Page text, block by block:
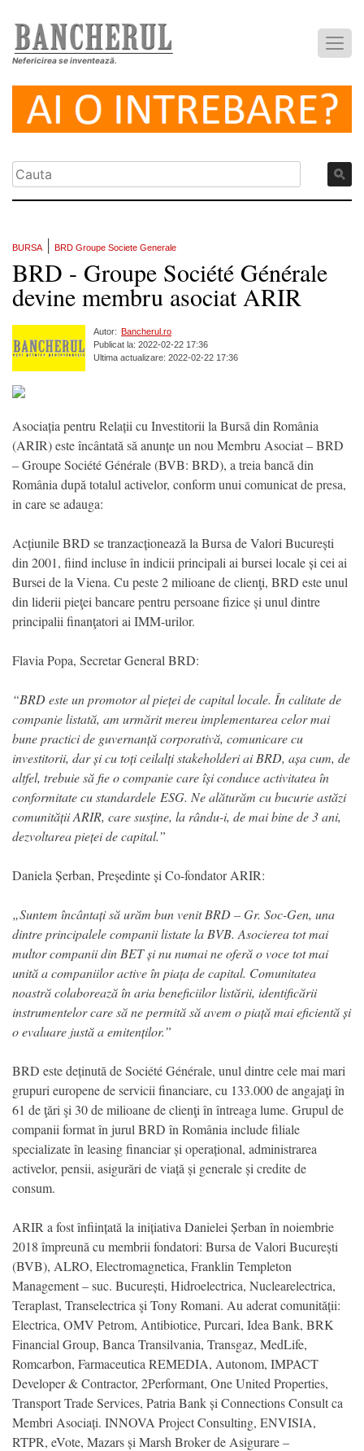
Nefericirea se inventează.
BURSA BRD Groupe Societe Generale
BRD - Groupe Société Générale
devine membru asociat ARIR
Autor: Bancherul.ro
Publicat la: 2022-02-22 17:36
Ultima actualizare: 2022-02-22 17:36
Asociația pentru Relații cu Investitorii la Bursă din România
(ARIR) este încântată să anunțe un nou Membru Asociat – BRD
– Groupe Société Générale (BVB: BRD), a treia bancă din
România după totalul activelor, conform unui comunicat de presa,
in care se adauga:
Acțiunile BRD se tranzacționează la Bursa de Valori București
din 2001, fiind incluse în indicii principali ai bursei locale și cei ai
Bursei de la Viena. Cu peste 2 milioane de clienţi, BRD este unul
din liderii pieţei bancare pentru persoane fizice și unul dintre
principalii finanţatori ai IMM-urilor.
Flavia Popa, Secretar General BRD:
“BRD este un promotor al pieței de capital locale. În calitate de
companie listată, am urmărit mereu implementarea celor mai
bune practici de guvernanță corporativă, comunicare cu
investitorii, dar și cu toți ceilalți stakeholderi ai BRD, așa cum, de
altfel, trebuie să fie o companie care își conduce activitatea în
conformitate cu standardele ESG. Ne alăturăm cu bucurie astăzi
comunității ARIR, care susţine, la rându-i, de mai bine de 3 ani,
dezvoltarea pieței de capital.”
Daniela Șerban, Președinte și Co-fondator ARIR:
„Suntem încântați să urăm bun venit BRD – Gr. Soc-Gen, una
dintre principalele companii listate la BVB. Asocierea tot mai
multor companii din BET și nu numai ne oferă o voce tot mai
unită a companiilor active în piața de capital. Comunitatea
noastră colaborează în aria beneficiilor listării, identificării
instrumentelor care să ne permită să avem o piață mai eficientă și
o evaluare justă a emitenților.”
BRD este deținută de Société Générale, unul dintre cele mai mari
grupuri europene de servicii financiare, cu 133.000 de angajaţi în
61 de ţări şi 30 de milioane de clienţi în întreaga lume. Grupul de
companii format în jurul BRD în România include filiale
specializate în leasing financiar și operațional, administrarea
activelor, pensii, asigurări de viață și generale și credite de
consum.
ARIR a fost înființată la inițiativa Danielei Șerban în noiembrie
2018 împreună cu membrii fondatori: Bursa de Valori București
(BVB), ALRO, Electromagnetica, Franklin Templeton
Management – suc. București, Hidroelectrica, Nuclearelectrica,
Teraplast, Transelectrica şi Tony Romani. Au aderat comunității:
Electrica, OMV Petrom, Antibiotice, Purcari, Idea Bank, BRK
Financial Group, Banca Transilvania, Transgaz, MedLife,
Romcarbon, Farmaceutica REMEDIA, Autonom, IMPACT
Developer & Contractor, 2Performant, One United Properties,
Transport Trade Services, Patria Bank și Connections Consult ca
Membri Asociați. INNOVA Project Consulting, ENVISIA,
RTPR, eVote, Mazars și Marsh Broker de Asigurare –